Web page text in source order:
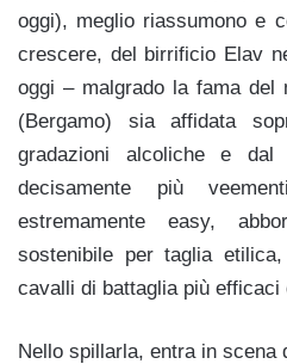
oggi), meglio riassumono e
crescere, del birrificio Elav
oggi – malgrado la fama del
(Bergamo) sia affidata
gradazioni alcoliche e dal
decisamente più
estremamente easy,
sostenibile per taglia
cavalli di battaglia più efficaci
Nello spillarla, entra in scena